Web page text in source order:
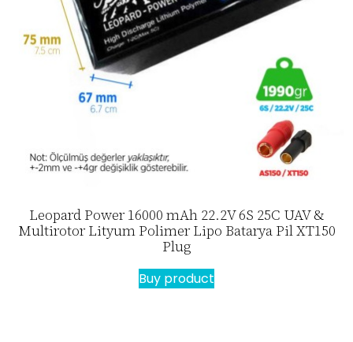
Leopard Power 16000 mAh 22.2V 6S 25C UAV &
Multirotor Lityum Polimer Lipo Batarya Pil XT150
Plug
Buy product